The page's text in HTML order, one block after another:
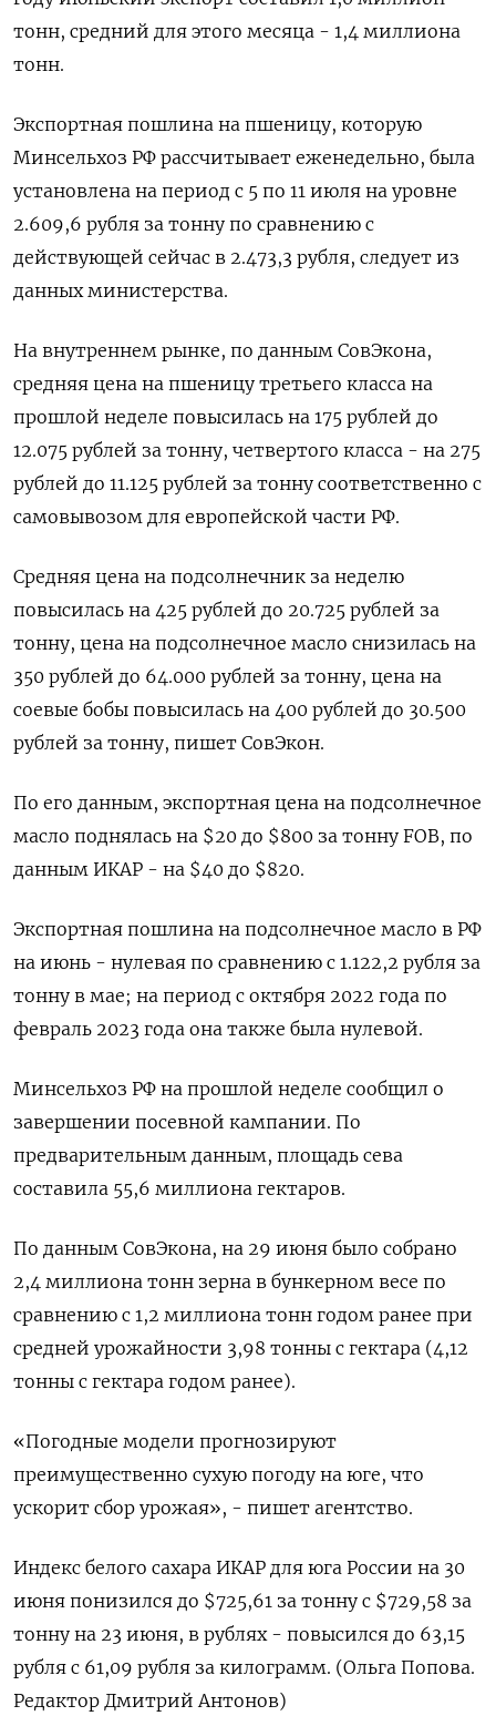
тонн, средний для этого месяца - 1,4 миллиона
тонн.
Экспортная пошлина на пшеницу, которую
Минсельхоз РФ рассчитывает еженедельно, была
установлена на период с 5 по 11 июля на уровне
2.609,6 рубля за тонну по сравнению с
действующей сейчас в 2.473,3 рубля, следует из
данных министерства.
На внутреннем рынке, по данным СовЭкона,
средняя цена на пшеницу третьего класса на
прошлой неделе повысилась на 175 рублей до
12.075 рублей за тонну, четвертого класса - на 275
рублей до 11.125 рублей за тонну соответственно с
самовывозом для европейской части РФ.
Средняя цена на подсолнечник за неделю
повысилась на 425 рублей до 20.725 рублей за
тонну, цена на подсолнечное масло снизилась на
350 рублей до 64.000 рублей за тонну, цена на
соевые бобы повысилась на 400 рублей до 30.500
рублей за тонну, пишет СовЭкон.
По его данным, экспортная цена на подсолнечное
масло поднялась на $20 до $800 за тонну FOB, по
данным ИКАР - на $40 до $820.
Экспортная пошлина на подсолнечное масло в РФ
на июнь - нулевая по сравнению с 1.122,2 рубля за
тонну в мае; на период с октября 2022 года по
февраль 2023 года она также была нулевой.
Минсельхоз РФ на прошлой неделе сообщил о
завершении посевной кампании. По
предварительным данным, площадь сева
составила 55,6 миллиона гектаров.
По данным СовЭкона, на 29 июня было собрано
2,4 миллиона тонн зерна в бункерном весе по
сравнению с 1,2 миллиона тонн годом ранее при
средней урожайности 3,98 тонны с гектара (4,12
тонны с гектара годом ранее).
«Погодные модели прогнозируют
преимущественно сухую погоду на юге, что
ускорит сбор урожая», - пишет агентство.
Индекс белого сахара ИКАР для юга России на 30
июня понизился до $725,61 за тонну с $729,58 за
тонну на 23 июня, в рублях - повысился до 63,15
рубля с 61,09 рубля за килограмм. (Ольга Попова.
Редактор Дмитрий Антонов)